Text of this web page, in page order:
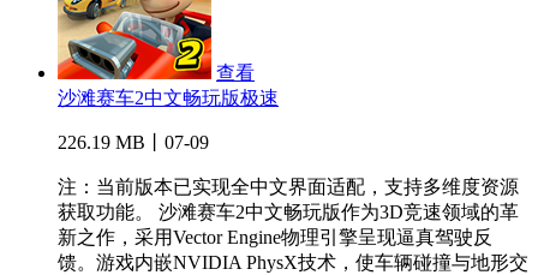
查看
沙滩赛车2中文畅玩版极速
226.19 MB丨07-09
注：当前版本已实现全中文界面适配，支持多维度资源
获取功能。 沙滩赛车2中文畅玩版作为3D竞速领域的革
新之作，采用Vector Engine物理引擎呈现逼真驾驶反
馈。游戏内嵌NVIDIA PhysX技术，使车辆碰撞与地形交